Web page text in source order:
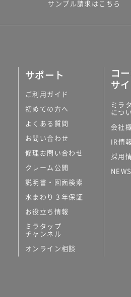
サンプル請求はこちら
サポート
ご利用ガイド
初めての方へ
よくある質問
お問い合わせ
修理お問い合わせ
クレーム公開
説明書・図面検索
水まわり３年保証
お役立ち情報
ミラタップ
チャンネル
オンライン相談
コ
サ
ミラ
につ
会社
IR情報
採用
NEWS